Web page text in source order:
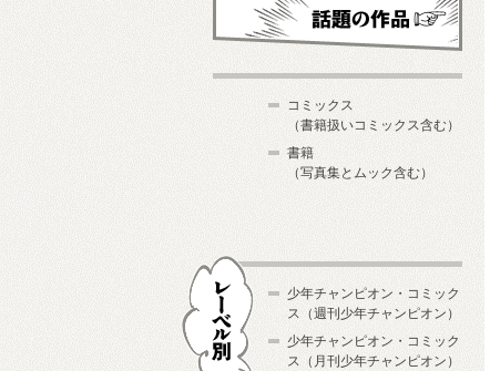
コミックス
（書籍扱いコミックス含む）
書籍
（写真集とムック含む）
少年チャンピオン・コミック
ス（週刊少年チャンピオン）
少年チャンピオン・コミック
ス（月刊少年チャンピオン）